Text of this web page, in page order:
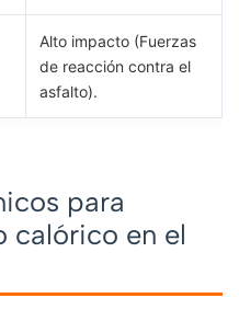
Alto impacto (Fuerzas
de reacción contra el
asfalto).
para
calórico en el